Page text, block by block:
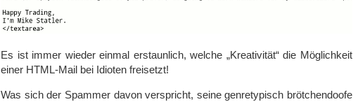
Es ist immer wieder einmal erstaunlich, welche „Kreativität“ die Möglichkeit
einer HTML-Mail bei Idioten freisetzt!
Was sich der Spammer davon verspricht, seine genretypisch brötchendoofe